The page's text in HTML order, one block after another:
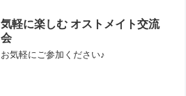
気軽に楽しむ オストメイト交流
会
お気軽にご参加ください♪